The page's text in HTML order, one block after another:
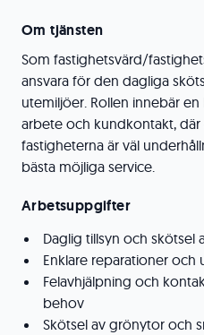
Om tjänsten
Som fastighetsvärd/
ansvara för den dagliga
utemiljöer. Rollen innebär
arbete och kundkontakt, där
fastigheterna är väl
bästa möjliga service.
Arbetsuppgifter
Daglig tillsyn och skötsel
Enklare reparationer och
Felavhjälpning och
behov
Skötsel av grönytor och